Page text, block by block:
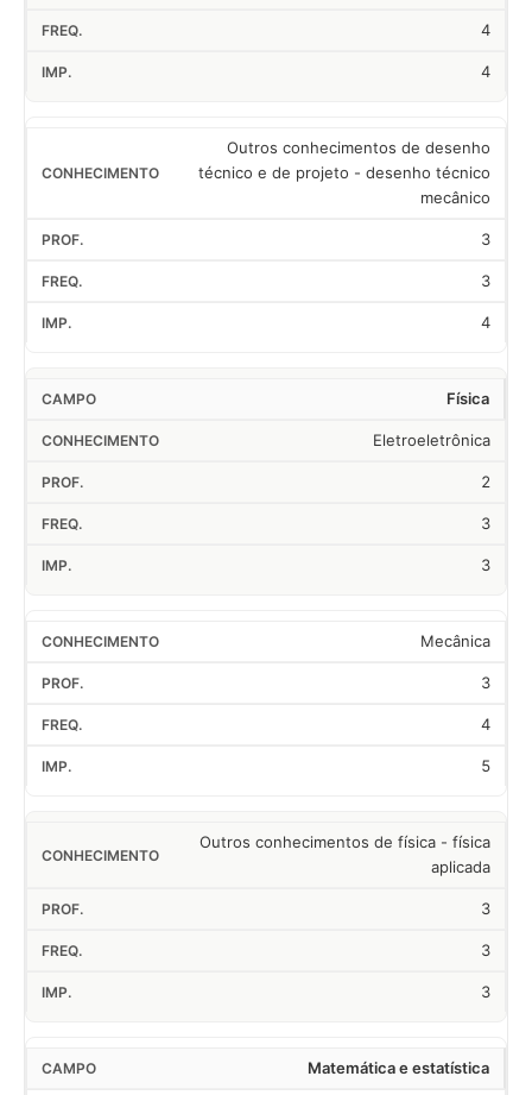
4
4
Outros conhecimentos de desenho
técnico e de projeto - desenho técnico
mecânico
3
3
4
Física
Eletroeletrônica
2
3
3
Mecânica
3
4
5
Outros conhecimentos de física - física
aplicada
3
3
3
Matemática e estatística